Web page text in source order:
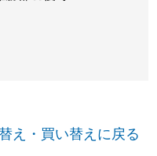
え・買い替えに戻る